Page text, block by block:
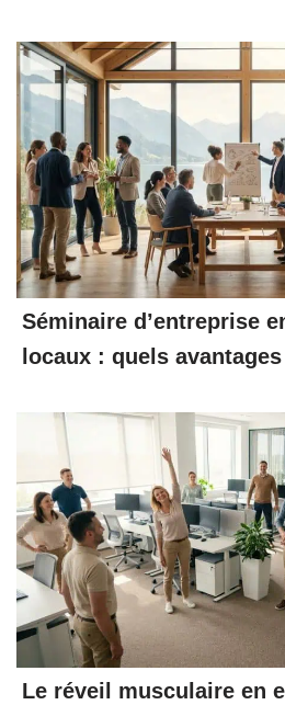
Séminaire d’entreprise
locaux : quels
Le réveil musculaire en